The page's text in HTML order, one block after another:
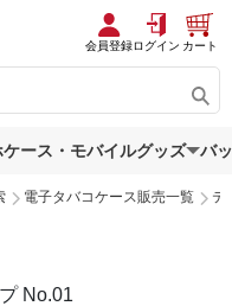
会員登録ログイン カート
ケース・モバイルグッズ バ
電子タバコケース販売一覧 テ
No.01